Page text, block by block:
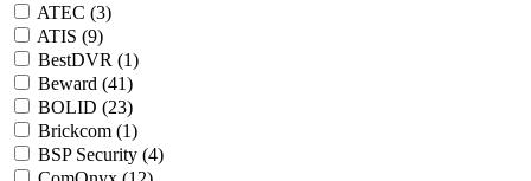
ATEC (3)
ATIS (9)
BestDVR (1)
Beward (41)
BOLID (23)
Brickcom (1)
BSP Security (4)